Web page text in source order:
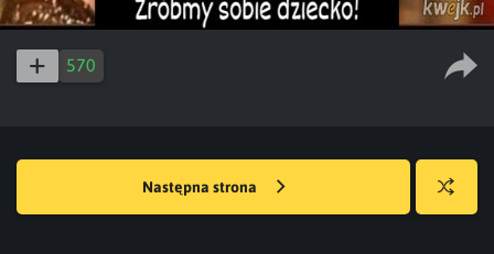
570
Następna strona